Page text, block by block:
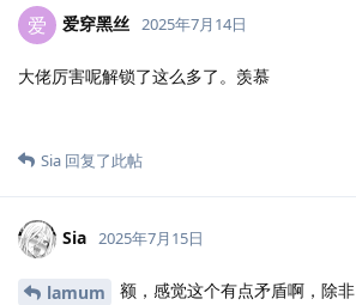
爱 爱穿黑丝 2025年7月14日
大佬厉害呢解锁了这么多了。羡慕
Sia 回复了此帖
Sia 2025年7月15日
lamum
额，感觉这个有点矛盾啊，除